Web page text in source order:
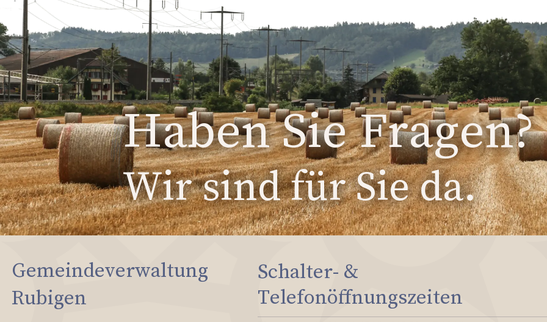
Haben Sie Fragen?
Wir sind für Sie da.
Gemeindeverwaltung
Rubigen
Schalter- &
Telefonöffnungszeiten